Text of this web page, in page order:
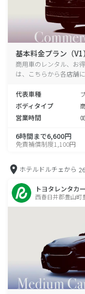
基本料金プラン（V1）
商用車のレンタル、お
は、こちらから各店舗
代表車種
ボディタイプ
営業時間
6時間まで6,600円
免責補償制度1,100円
ホテルドルチェから
トヨタレンタカ
西春日井郡豊山町